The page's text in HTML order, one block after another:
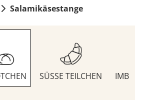
Salamikäsestange
SÜSSE TEILCHEN